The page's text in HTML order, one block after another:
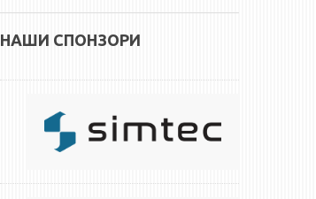
НАШИ СПОНЗОРИ